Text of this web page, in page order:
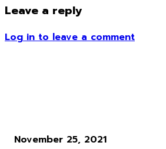
Leave a reply
Log in to leave a comment
November 25, 2021